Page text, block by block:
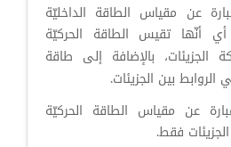
عن مقياس الطاقة الداخليّة
أي أنّها تقيس الطاقة الحركيّة
الجزيئات، بالإضافة إلى طاقة
بين الجزيئات.
عن مقياس الطاقة الحركيّة
فقط.